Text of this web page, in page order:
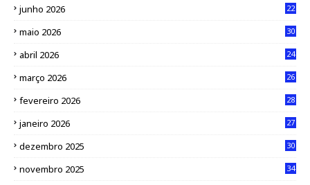
junho 2026 22
maio 2026 30
abril 2026 24
março 2026 26
fevereiro 2026 28
janeiro 2026 27
dezembro 2025 30
novembro 2025 34